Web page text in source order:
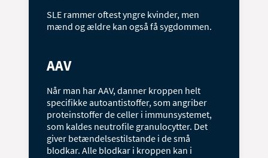
SLE rammer oftest yngre kvinder, men
mænd og ældre kan også få sygdommen.
AAV
Når man har AAV, danner kroppen helt
specifikke autoantistoffer, som angriber
proteinstoffer de celler i immunsystemet,
som kaldes neutrofile granulocytter. Det
giver betændelsestilstande i de små
blodkar. Alle blodkar i kroppen kan i